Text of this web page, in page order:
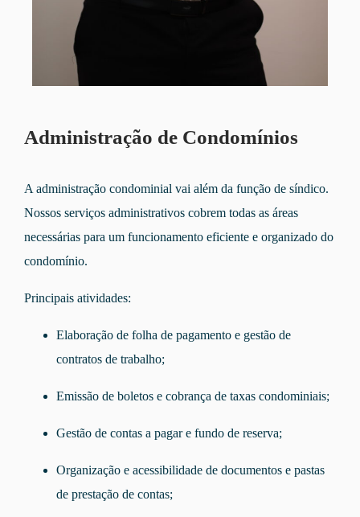
Administração de Condomínios
A administração condominial vai além da função de síndico.
Nossos serviços administrativos cobrem todas as áreas
necessárias para um funcionamento eficiente e organizado do
condomínio.
Principais atividades:
Elaboração de folha de pagamento e gestão de
contratos de trabalho;
Emissão de boletos e cobrança de taxas condominiais;
Gestão de contas a pagar e fundo de reserva;
Organização e acessibilidade de documentos e pastas
de prestação de contas;